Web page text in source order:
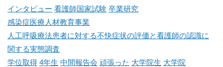
インタビュー 看護師国家試験 卒業研究
感染症医療人材教育事業
人工呼吸療法患者に対する不快症状の評価と看護師の認識に
関する実態調査
学位取得 4年生 中間報告会 頑張った 大学院生 大学院